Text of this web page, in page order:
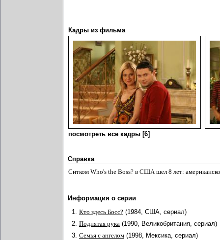
Кадры из фильма
посмотреть все кадры [6]
Справка
Ситком Who's the Boss? в США шел 8 лет:
Информация о серии
1. Кто здесь Босс? (1984, США, сериал)
2. Поднятая рука (1990, Великобритания, сериал)
3. Семья с ангелом (1998, Мексика, сериал)